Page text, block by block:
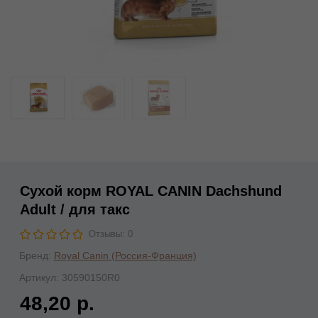
Сухой корм ROYAL CANIN Dachshund
Adult / для такс
Отзывы: 0
Бренд: Royal Canin (Россия-Франция)
Артикул: 30590150R0
48,20 р.